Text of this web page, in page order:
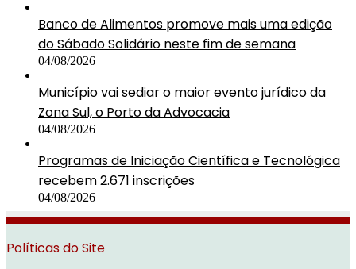
Banco de Alimentos promove mais uma edição
do Sábado Solidário neste fim de semana
04/08/2026
Município vai sediar o maior evento jurídico da
Zona Sul, o Porto da Advocacia
04/08/2026
Programas de Iniciação Científica e Tecnológica
recebem 2.671 inscrições
04/08/2026
Políticas do Site